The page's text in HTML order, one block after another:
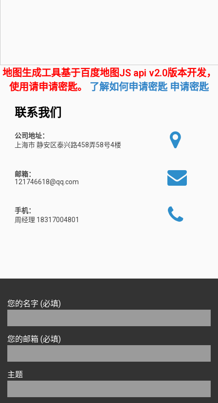
地图生成工具基于百度地图JS api v2.0版本开发，
使用请申请密匙。 了解如何申请密匙 申请密匙
联系我们
公司地址：
上海市 静安区泰兴路458弄58号4楼
邮箱：
121746618@qq.com
手机：
周经理 18317004801
您的名字 (必填)
您的邮箱 (必填)
主题